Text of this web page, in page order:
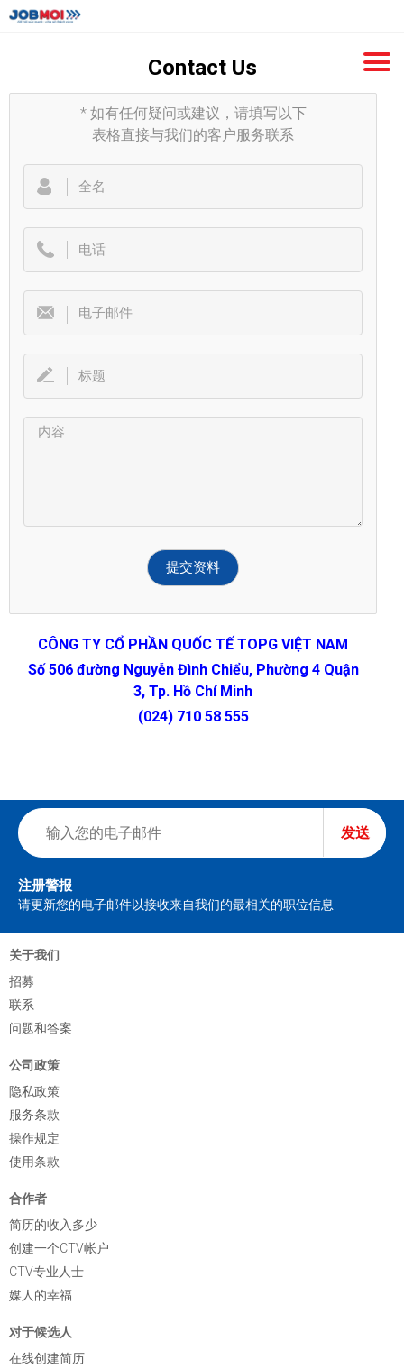
Contact Us
*如有任何疑问或建议，请填写以下
表格直接与我们的客户服务联系
CÔNG TY CỔ PHẦN QUỐC TẾ TOPG VIỆT NAM
Số 506 đường Nguyễn Đình Chiểu, Phường 4 Quận
3, Tp. Hồ Chí Minh
(024) 710 58 555
发送
注册警报
请更新您的电子邮件以接收来自我们的最相关的职位信息
关于我们
招募
联系
问题和答案
公司政策
隐私政策
服务条款
操作规定
使用条款
合作者
简历的收入多少
创建一个CTV帐户
CTV专业人士
媒人的幸福
对于候选人
在线创建简历